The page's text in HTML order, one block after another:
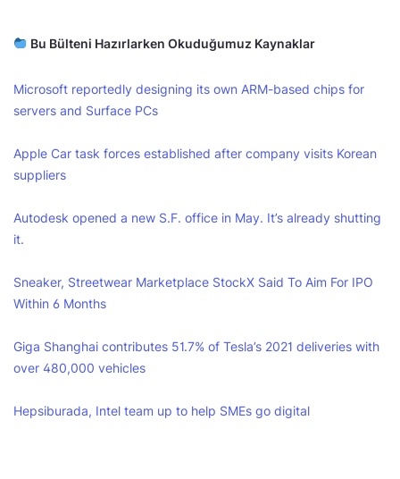
Bu Bülteni Hazırlarken Okuduğumuz Kaynaklar
Microsoft reportedly designing its own ARM-based chips for
servers and Surface PCs
Apple Car task forces established after company visits Korean
suppliers
Autodesk opened a new S.F. office in May. It’s already shutting
it.
Sneaker, Streetwear Marketplace StockX Said To Aim For IPO
Within 6 Months
Giga Shanghai contributes 51.7% of Tesla’s 2021 deliveries with
over 480,000 vehicles
Hepsiburada, Intel team up to help SMEs go digital